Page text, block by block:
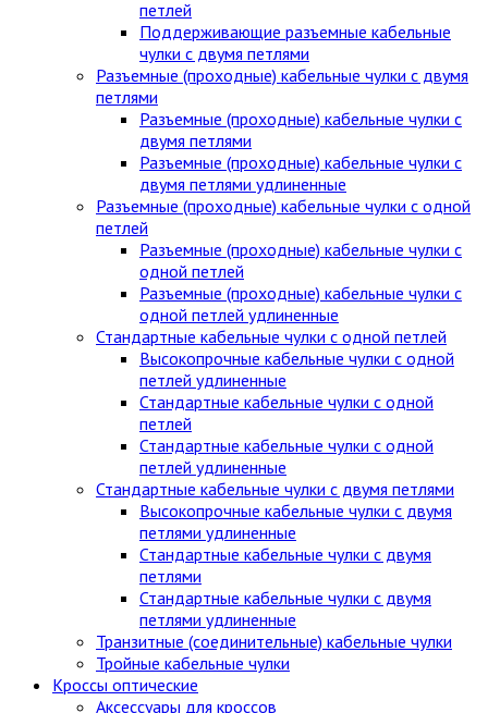
петлей
Поддерживающие разъемные кабельные
чулки с двумя петлями
Разъемные (проходные) кабельные чулки с двумя
петлями
Разъемные (проходные) кабельные чулки с
двумя петлями
Разъемные (проходные) кабельные чулки с
двумя петлями удлиненные
Разъемные (проходные) кабельные чулки с одной
петлей
Разъемные (проходные) кабельные чулки с
одной петлей
Разъемные (проходные) кабельные чулки с
одной петлей удлиненные
Стандартные кабельные чулки c одной петлей
Высокопрочные кабельные чулки с одной
петлей удлиненные
Стандартные кабельные чулки с одной
петлей
Стандартные кабельные чулки с одной
петлей удлиненные
Стандартные кабельные чулки с двумя петлями
Высокопрочные кабельные чулки с двумя
петлями удлиненные
Стандартные кабельные чулки с двумя
петлями
Стандартные кабельные чулки с двумя
петлями удлиненные
Транзитные (соединительные) кабельные чулки
Тройные кабельные чулки
Кроссы оптические
Аксессуары для кроссов